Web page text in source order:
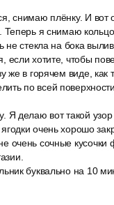
снимаю плёнку. И вот
Теперь я снимаю
не стекла на бока
если хотите, чтобы
же в горячем виде,
по всей
Я делаю вот такой
очень хорошо
очень сочные
буквально на 10